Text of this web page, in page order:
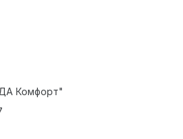
Комфорт"